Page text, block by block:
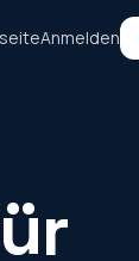
Anmelden